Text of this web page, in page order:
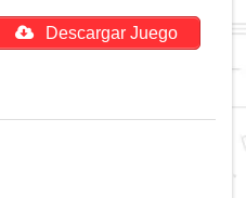
Descargar Juego